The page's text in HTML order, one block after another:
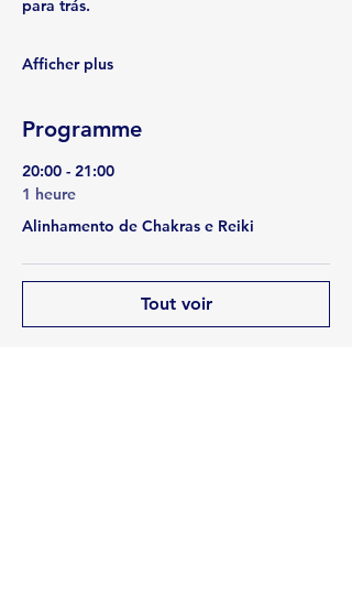
para trás.
Afficher plus
Programme
20:00 - 21:00
1 heure
Alinhamento de Chakras e Reiki
Tout voir